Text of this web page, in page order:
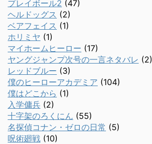
プレイボール2 (47)
ヘルドッグス (2)
ベアフェイス (1)
ホリミヤ (1)
マイホームヒーロー (17)
ヤングジャンプ次号の一言ネタバレ (2)
レッドブルー (3)
僕のヒーローアカデミア (104)
僕はどこから (1)
入学傭兵 (2)
十字架のろくにん (55)
名探偵コナン・ゼロの日常 (5)
呪術廻戦 (10)